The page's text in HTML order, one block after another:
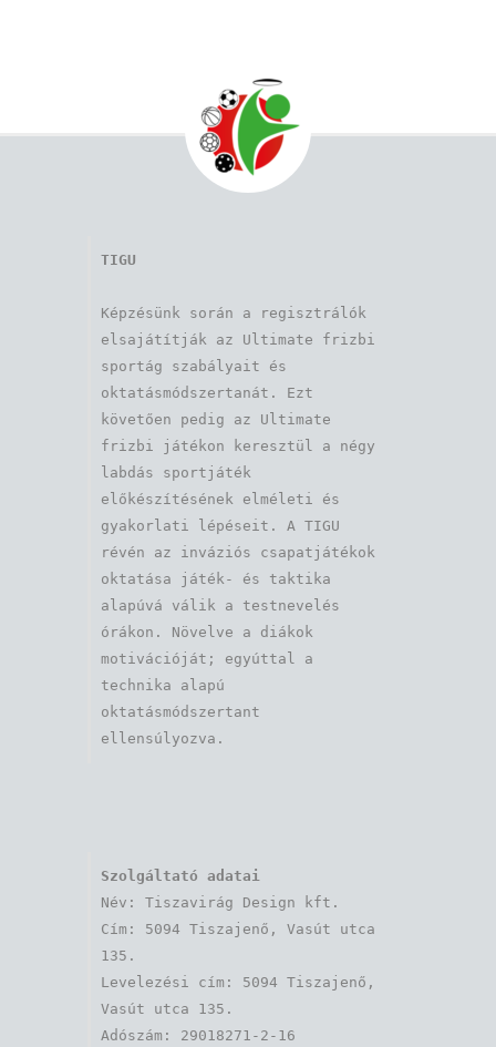
TIGU
Képzésünk során a regisztrálók
elsajátítják az Ultimate frizbi
sportág szabályait és
oktatásmódszertanát. Ezt
követően pedig az Ultimate
frizbi játékon keresztül a négy
labdás sportjáték
előkészítésének elméleti és
gyakorlati lépéseit. A TIGU
révén az inváziós csapatjátékok
oktatása játék- és taktika
alapúvá válik a testnevelés
órákon. Növelve a diákok
motivációját; egyúttal a
technika alapú
oktatásmódszertant
ellensúlyozva.
Szolgáltató adatai
Név: Tiszavirág Design kft.
Cím: 5094 Tiszajenő, Vasút utca
135.
Levelezési cím: 5094 Tiszajenő,
Vasút utca 135.
Adószám: 29018271-2-16